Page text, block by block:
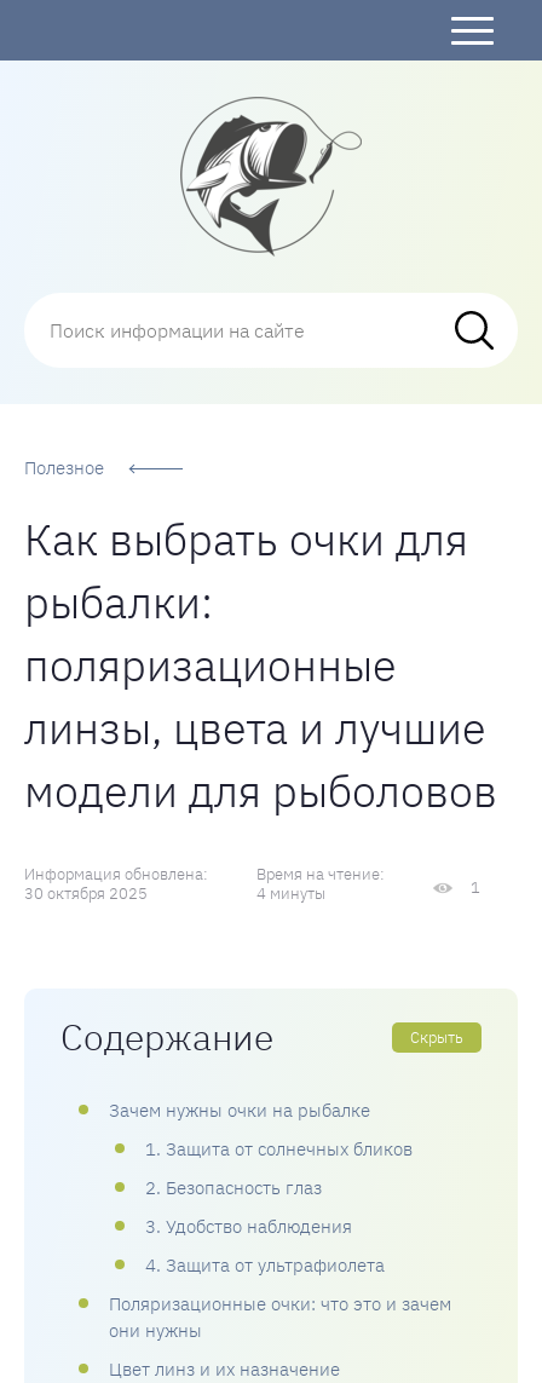
Полезное
Как выбрать очки для
рыбалки:
поляризационные
линзы, цвета и лучшие
модели для рыболовов
Информация обновлена:
30 октября 2025
Время на чтение:
4 минуты
1
Содержание Скрыть
Зачем нужны очки на рыбалке
1. Защита от солнечных бликов
2. Безопасность глаз
3. Удобство наблюдения
4. Защита от ультрафиолета
Поляризационные очки: что это и зачем
они нужны
Цвет линз и их назначение